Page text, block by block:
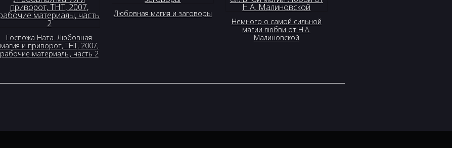
Госпожа Ната. Любовная
магия и приворот, ТНТ, 2007,
рабочие материалы, часть 2
Любовная магия и заговоры
Немного о самой сильной
магии любви от Н.А.
Малиновской